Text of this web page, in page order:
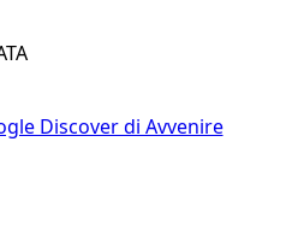
Discover di Avvenire